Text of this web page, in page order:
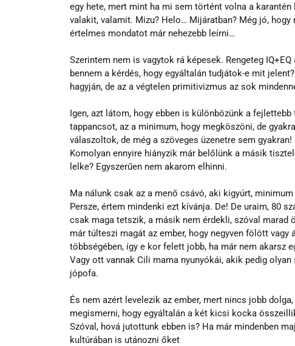
egy hete, mert mint ha mi sem történt volna a
valakit, valamit. Mizu? Helo… Mijáratban? Még jó,
értelmes mondatot már nehezebb leírni…
Szerintem nem is vagytok rá képesek. Rengeteg
bennem a kérdés, hogy egyáltalán tudjátok-e mit
hagyján, de az a végtelen primitivizmus az sok
Igen, azt látom, hogy ebben is különbözünk a
tappancsot, az a minimum, hogy megköszöni, de
válaszoltok, de még a szöveges üzenetre sem gyakran!
Komolyan ennyire hiányzik már belőlünk a másik
lelke? Egyszerűen nem akarom elhinni.
Ma nálunk csak az a menő csávó, aki kigyúrt,
Persze, értem mindenki ezt kívánja. De! De uraim, 80
csak maga tetszik, a másik nem érdekli, szóval
már túlteszi magát az ember, hogy negyven fölött
többségében, így e kor felett jobb, ha már nem akarsz
Vagy ott vannak Cili mama nyunyókái, akik pedig
jópofa.
És nem azért levelezik az ember, mert nincs jobb
megismerni, hogy egyáltalán a két kicsi kocka
Szóval, hová jutottunk ebben is? Ha már mindenben
kultúrában is utánozni őket